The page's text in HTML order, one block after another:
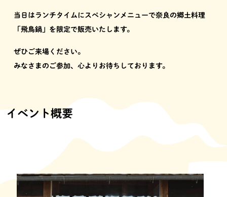
当日はランチタイムにスペシャンメニューで奈良の郷土料理
「飛鳥鍋」を限定で販売いたします。
ぜひご来場ください。
みなさまのご参加、心よりお待ちしております。
イベント概要